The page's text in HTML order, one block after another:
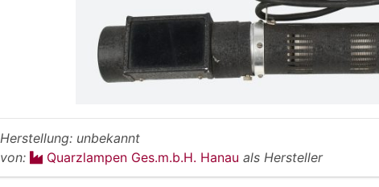
Herstellung: unbekannt
von:
Quarzlampen Ges.m.b.H. Hanau als Hersteller